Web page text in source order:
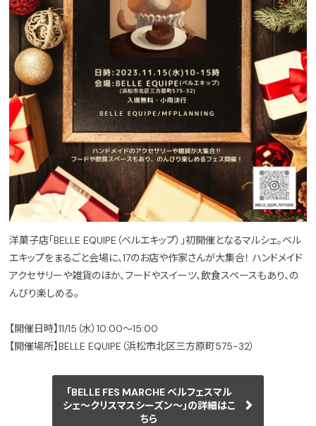
洋菓子店「BELLE EQUIPE（ベルエキップ）」初開催となるマルシェ。ベル
エキップをまるごと会場に、17のお店や作家さんが大集合！ ハンドメイド
アクセサリーや雑貨のほか、フードやスイーツ、飲食スペースもあり、の
んびり楽しめる。
【開催日時】11/15（水）10:00～15:00
【開催場所】BELLE EQUIPE（浜松市北区三方原町575-32）
「BELLE FES MARCHE ベルフェスマル
シェ～クリスマスシーズン～」の詳細はこ
ちら